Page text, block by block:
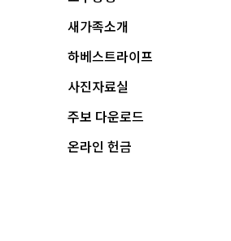
새가족소개
하베스트라이프
사진자료실
주보 다운로드
온라인 헌금